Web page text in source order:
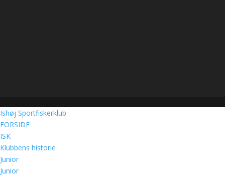
Ishøj Sportfiskerklub
FORSIDE
ISK
Klubbens historie
Junior
Junior